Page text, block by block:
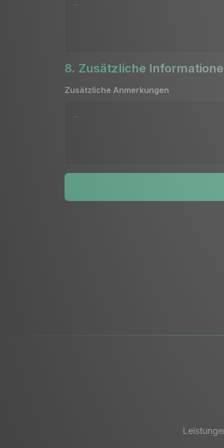
8. Zusätzliche
Zusätzliche Anmerkungen